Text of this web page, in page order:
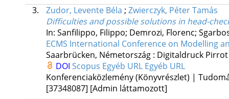
3.
Zudor, Levente Béla ; Zwierczyk, Péter Tamás
Difficulties and possible solutions in head-
In: Sanfilippo, Filippo; Demrozi, Florenc;
ECMS International Conference on Modelling
Saarbrücken, Németország : Digitaldruck
DOI Scopus Egyéb URL Egyéb URL
Konferenciaközlemény (Könyvrészlet) |
[37348087] [Admin láttamozott]